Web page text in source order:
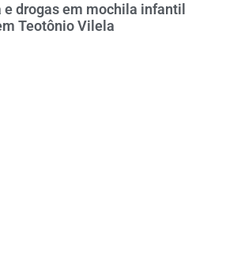
drogas em mochila infantil
Teotônio Vilela